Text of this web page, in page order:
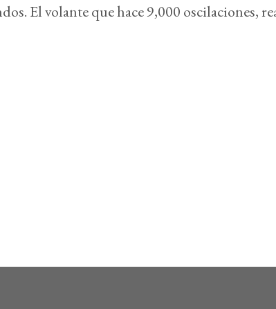
El volante que hace 9,000 oscilaciones,